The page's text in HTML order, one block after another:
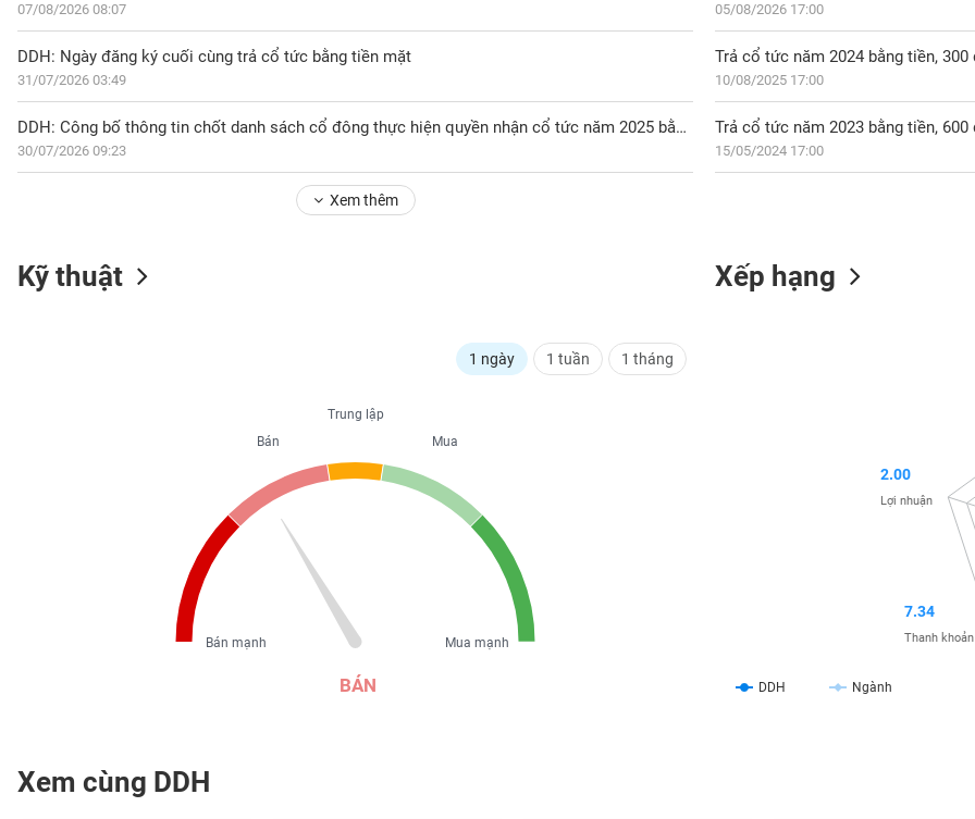
07/08/2026 08:07
DDH: Ngày đăng ký cuối cùng trả cổ tức bằng tiền mặt
31/07/2026 03:49
DDH: Công bố thông tin chốt danh sách cổ đông thực hiện quyền nhận cổ tức năm 2025 bằng tiền
30/07/2026 09:23
Xem thêm
05/08/2026 17:00
Trả cổ tức năm 2024 bằng tiền, 300
10/08/2025 17:00
Trả cổ tức năm 2023 bằng tiền, 600
15/05/2024 17:00
Kỹ thuật
1 ngày 1 tuần 1 tháng
BÁN
Trung lập
Mua
Mua mạnh
Bán
Bán mạnh
Xếp hạng
DDH Ngành
7.34
Thanh khoản
2.00
Lợi nhuận
Xem cùng DDH
DOANH
NGHIỆP
CỔ
PHIẾU
SINH